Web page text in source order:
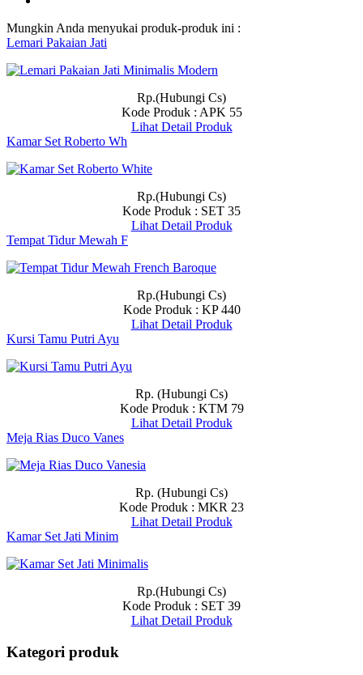
Mungkin Anda menyukai produk-produk ini :
Lemari Pakaian Jati
Rp.(Hubungi Cs)
Kode Produk : APK 55
Lihat Detail Produk
Kamar Set Roberto Wh
Rp.(Hubungi Cs)
Kode Produk : SET 35
Lihat Detail Produk
Tempat Tidur Mewah F
Rp.(Hubungi Cs)
Kode Produk : KP 440
Lihat Detail Produk
Kursi Tamu Putri Ayu
Rp. (Hubungi Cs)
Kode Produk : KTM 79
Lihat Detail Produk
Meja Rias Duco Vanes
Rp. (Hubungi Cs)
Kode Produk : MKR 23
Lihat Detail Produk
Kamar Set Jati Minim
Rp.(Hubungi Cs)
Kode Produk : SET 39
Lihat Detail Produk
Kategori produk